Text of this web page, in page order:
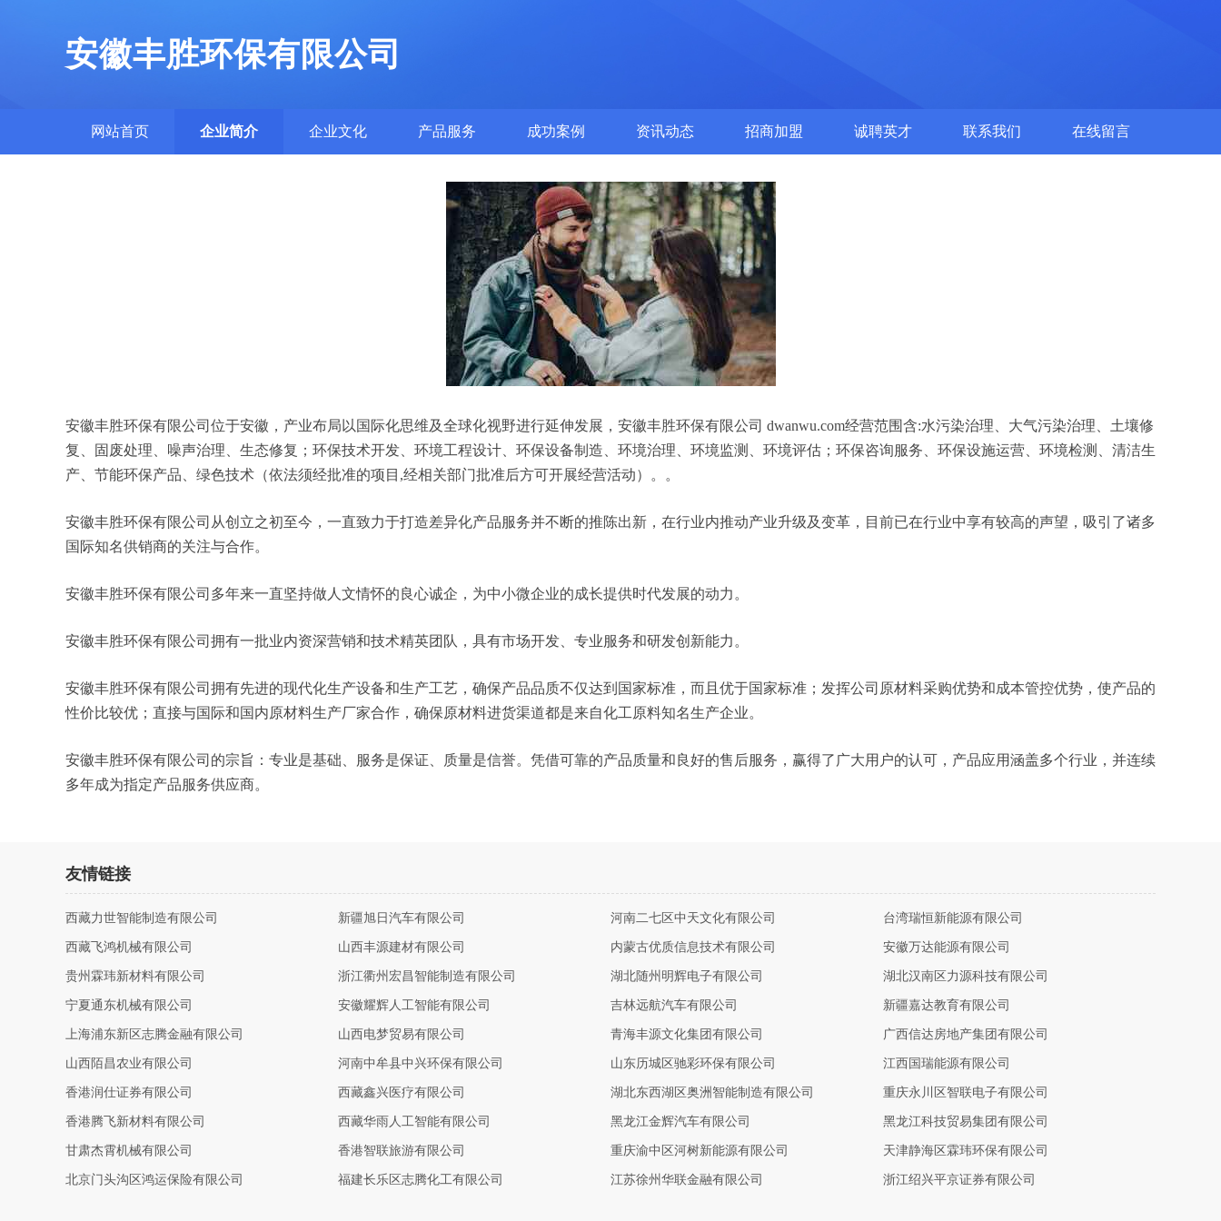
安徽丰胜环保有限公司
网站首页 企业简介 企业文化 产品服务 成功案例 资讯动态 招商加盟 诚聘英才 联系我们 在线留言
安徽丰胜环保有限公司位于安徽，产业布局以国际化思维及全球化视野进行延伸发展，安徽丰胜环保有限公司 dwanwu.com经营范围含:水污染治理、大气污染治理、土壤修
复、固废处理、噪声治理、生态修复；环保技术开发、环境工程设计、环保设备制造、环境治理、环境监测、环境评估；环保咨询服务、环保设施运营、环境检测、清洁生
产、节能环保产品、绿色技术（依法须经批准的项目,经相关部门批准后方可开展经营活动）。。
安徽丰胜环保有限公司从创立之初至今，一直致力于打造差异化产品服务并不断的推陈出新，在行业内推动产业升级及变革，目前已在行业中享有较高的声望，吸引了诸多
国际知名供销商的关注与合作。
安徽丰胜环保有限公司多年来一直坚持做人文情怀的良心诚企，为中小微企业的成长提供时代发展的动力。
安徽丰胜环保有限公司拥有一批业内资深营销和技术精英团队，具有市场开发、专业服务和研发创新能力。
安徽丰胜环保有限公司拥有先进的现代化生产设备和生产工艺，确保产品品质不仅达到国家标准，而且优于国家标准；发挥公司原材料采购优势和成本管控优势，使产品的
性价比较优；直接与国际和国内原材料生产厂家合作，确保原材料进货渠道都是来自化工原料知名生产企业。
安徽丰胜环保有限公司的宗旨：专业是基础、服务是保证、质量是信誉。凭借可靠的产品质量和良好的售后服务，赢得了广大用户的认可，产品应用涵盖多个行业，并连续
多年成为指定产品服务供应商。
友情链接
西藏力世智能制造有限公司 新疆旭日汽车有限公司 河南二七区中天文化有限公司 台湾瑞恒新能源有限公司
西藏飞鸿机械有限公司 山西丰源建材有限公司 内蒙古优质信息技术有限公司 安徽万达能源有限公司
贵州霖玮新材料有限公司 浙江衢州宏昌智能制造有限公司 湖北随州明辉电子有限公司 湖北汉南区力源科技有限公司
宁夏通东机械有限公司 安徽耀辉人工智能有限公司 吉林远航汽车有限公司 新疆嘉达教育有限公司
上海浦东新区志腾金融有限公司 山西电梦贸易有限公司 青海丰源文化集团有限公司 广西信达房地产集团有限公司
山西陌昌农业有限公司 河南中牟县中兴环保有限公司 山东历城区驰彩环保有限公司 江西国瑞能源有限公司
香港润仕证券有限公司 西藏鑫兴医疗有限公司 湖北东西湖区奥洲智能制造有限公司 重庆永川区智联电子有限公司
香港腾飞新材料有限公司 西藏华雨人工智能有限公司 黑龙江金辉汽车有限公司 黑龙江科技贸易集团有限公司
甘肃杰霄机械有限公司 香港智联旅游有限公司 重庆渝中区河树新能源有限公司 天津静海区霖玮环保有限公司
北京门头沟区鸿运保险有限公司 福建长乐区志腾化工有限公司 江苏徐州华联金融有限公司 浙江绍兴平京证券有限公司